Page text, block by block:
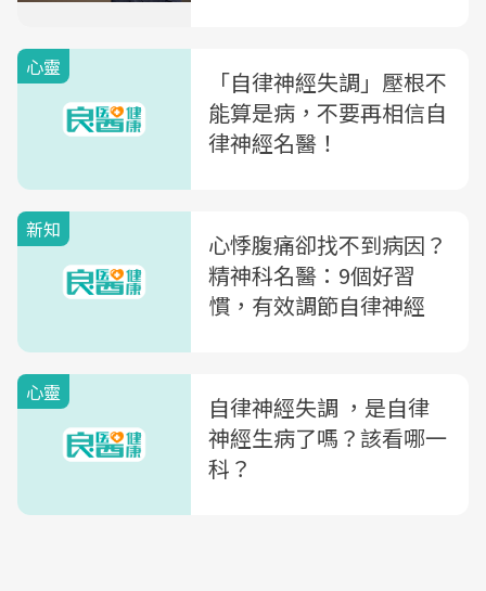
心靈
「自律神經失調」壓根不
能算是病，不要再相信自
律神經名醫！
新知
心悸腹痛卻找不到病因？
精神科名醫：9個好習
慣，有效調節自律神經
心靈
自律神經失調 ，是自律
神經生病了嗎？該看哪一
科？